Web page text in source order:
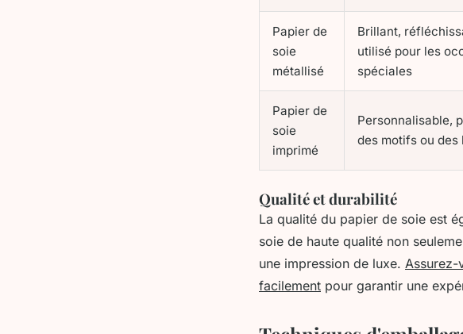
Papier de
soie
métallisé
Brillant,
utilisé pour les
spéciales
Papier de
soie
imprimé
Personnalisable,
des motifs ou des
Qualité et durabilité
La qualité du papier de soie est
soie de haute qualité non
une impression de luxe. Assurez-
facilement pour garantir une